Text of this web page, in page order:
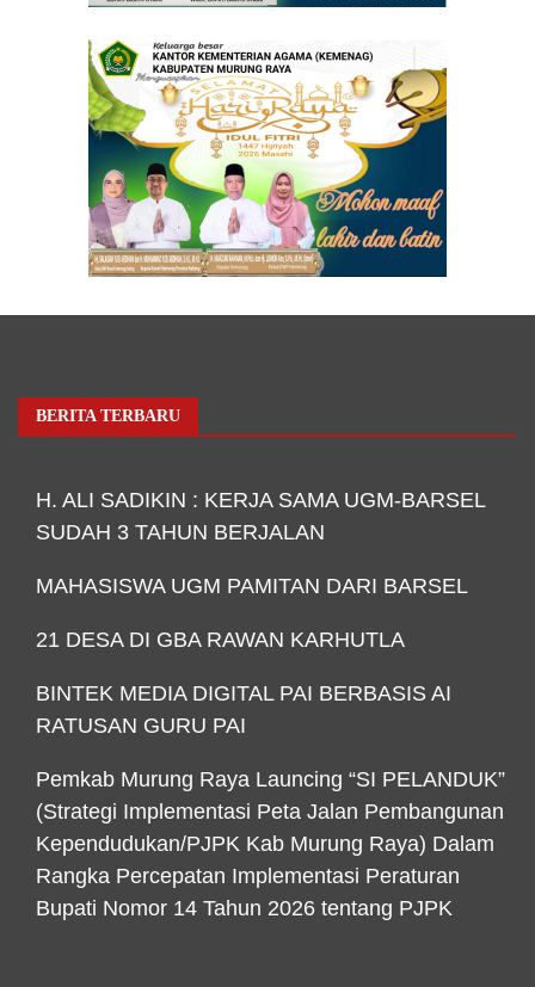
BERITA TERBARU
H. ALI SADIKIN : KERJA SAMA UGM-BARSEL
SUDAH 3 TAHUN BERJALAN
MAHASISWA UGM PAMITAN DARI BARSEL
21 DESA DI GBA RAWAN KARHUTLA
BINTEK MEDIA DIGITAL PAI BERBASIS AI
RATUSAN GURU PAI
Pemkab Murung Raya Launcing “SI PELANDUK”
(Strategi Implementasi Peta Jalan Pembangunan
Kependudukan/PJPK Kab Murung Raya) Dalam
Rangka Percepatan Implementasi Peraturan
Bupati Nomor 14 Tahun 2026 tentang PJPK